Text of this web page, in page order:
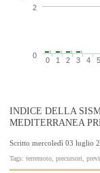
0 1 2 3 4 5
0
2
INDICE DELLA
MEDITERRANEA
Scritto mercoledì 03 luglio
Tags: terremoto, precursori,